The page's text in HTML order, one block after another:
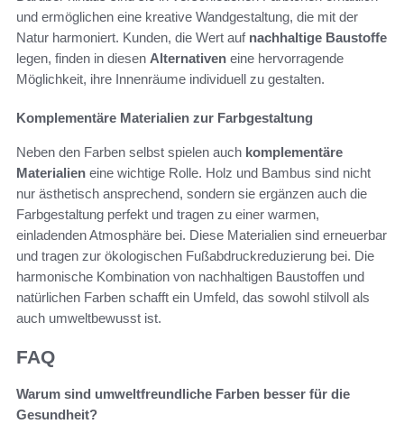
und ermöglichen eine kreative Wandgestaltung, die mit der
Natur harmoniert. Kunden, die Wert auf nachhaltige Baustoffe
legen, finden in diesen Alternativen eine hervorragende
Möglichkeit, ihre Innenräume individuell zu gestalten.
Komplementäre Materialien zur Farbgestaltung
Neben den Farben selbst spielen auch komplementäre
Materialien eine wichtige Rolle. Holz und Bambus sind nicht
nur ästhetisch ansprechend, sondern sie ergänzen auch die
Farbgestaltung perfekt und tragen zu einer warmen,
einladenden Atmosphäre bei. Diese Materialien sind erneuerbar
und tragen zur ökologischen Fußabdruckreduzierung bei. Die
harmonische Kombination von nachhaltigen Baustoffen und
natürlichen Farben schafft ein Umfeld, das sowohl stilvoll als
auch umweltbewusst ist.
FAQ
Warum sind umweltfreundliche Farben besser für die
Gesundheit?